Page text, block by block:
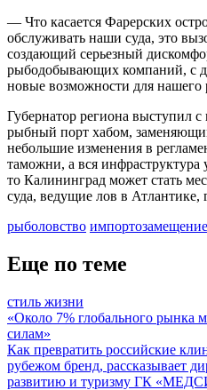
— Что касается Фарерских
обслуживать наши суда, это
создающий серьезный
рыбодобывающих компаний, с
новые возможности для нашего
Губернатор региона выступил
рыбный порт хабом,
небольшие изменения в
таможни, а вся инфраструктура
то Калининград может стать
суда, ведущие лов в Атлантике,
рыболовство импортозамещение
Еще по теме
стиль жизни
«Около 7% глобального рынка
силам»
Как превратить российские
рубежом бренд, рассказывает
развитию и туризму ГК